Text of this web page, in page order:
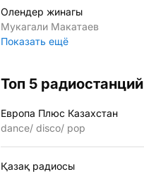
Олендер жинагы
Мукагали Макатаев
Показать ещё
Топ 5 радиостанций
Европа Плюс Казахстан
dance disco pop
Қазақ радиосы